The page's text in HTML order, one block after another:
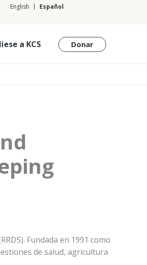
English Español
a KCS Donar
Fundada en 1991 como
de salud, agricultura